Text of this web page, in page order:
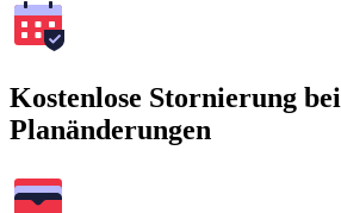
Kostenlose Stornierung bei
Planänderungen